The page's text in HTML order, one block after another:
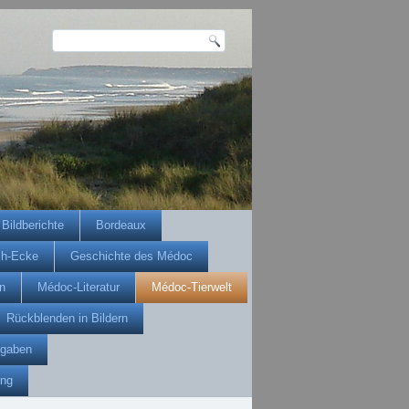
Bildberichte Bordeaux
Ecke Geschichte des Médoc
Médoc-Literatur Médoc-Tierwelt
Rückblenden in Bildern